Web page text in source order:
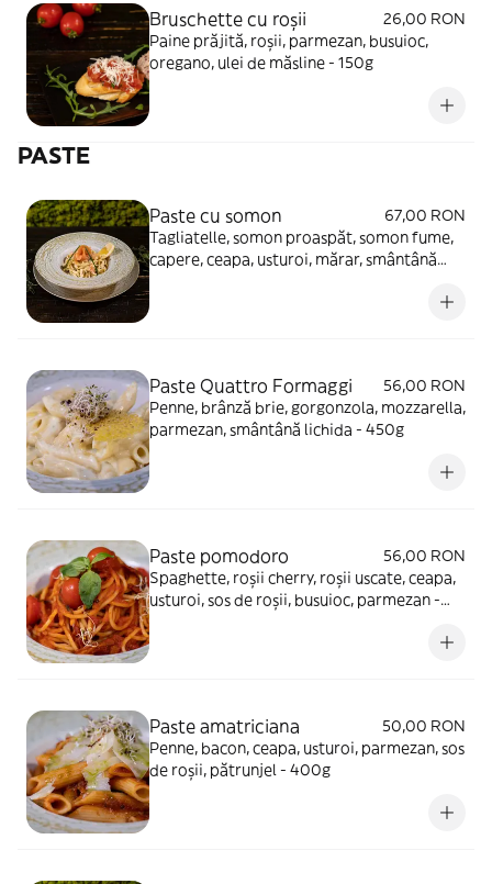
Bruschette cu roşii
26,00 RON
Paine prăjită, roșii, parmezan, busuioc,
oregano, ulei de măsline - 150g
PASTE
Paste cu somon
67,00 RON
Tagliatelle, somon proaspăt, somon fume,
capere, ceapa, usturoi, mărar, smântână
Paste Quattro Formaggi
56,00 RON
Penne, brânză brie, gorgonzola, mozzarella,
parmezan, smântână lichida - 450g
Paste pomodoro
56,00 RON
Spaghette, roșii cherry, roșii uscate, ceapa,
usturoi, sos de roșii, busuioc, parmezan -
Paste amatriciana
50,00 RON
Penne, bacon, ceapa, usturoi, parmezan, sos
de roșii, pătrunjel - 400g